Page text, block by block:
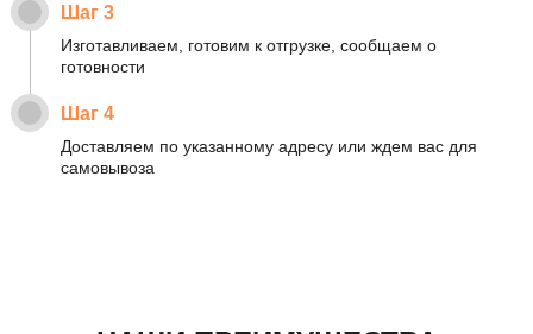
Шаг 3
Изготавливаем, готовим к отгрузке, сообщаем о
готовности
Шаг 4
Доставляем по указанному адресу или ждем вас для
самовывоза